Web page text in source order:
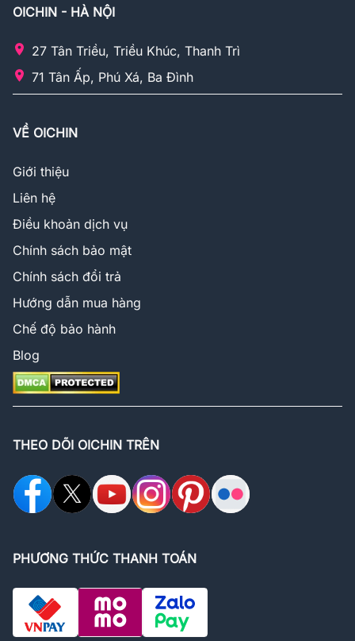
OICHIN - HÀ NỘI
27 Tân Triều, Triều Khúc, Thanh Trì
71 Tân Ấp, Phú Xá, Ba Đình
VỀ OICHIN
Giới thiệu
Liên hệ
Điều khoản dịch vụ
Chính sách bảo mật
Chính sách đổi trả
Hướng dẫn mua hàng
Chế độ bảo hành
Blog
THEO DÕI OICHIN TRÊN
PHƯƠNG THỨC THANH TOÁN